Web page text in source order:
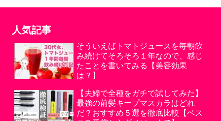
人気記事
そういえばトマトジュースを毎朝飲
み続けてそろそろ１年なので、感じ
たことを書いてみる【美容効果
は？】
【夫婦で全種をガチで試してみた】
最強の前髪キープマスカラはどれ
だ？おすすめ５選を徹底比較【ベス